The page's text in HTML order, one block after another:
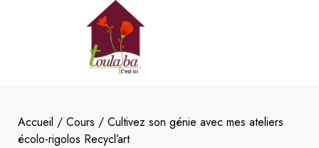
Accueil / Cours / Cultivez son génie avec mes ateliers
écolo-rigolos Recycl’art